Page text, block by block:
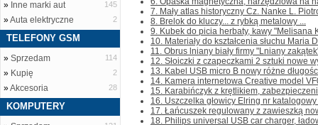
» Inne marki aut 145
»Auta elektryczne 2
TELEFONY GSM
» Sprzedam 114
» Kupię 2
»Akcesoria 28
KOMPUTERY
7. Mały atlas historyczny Cz. Nanke L.
8. Brelok do kluczy... z rybką metalowy ...
9. Kubek do picia herbaty, kawy "Melisana
10. Materiały do kształcenia słuchu Maria
11. Obrus lniany biały firmy "Lniany
12. Słoiczki z czapeczkami 2 sztuki nowe
13. Kabel USB micro B nowy różne
14. Kamera internetowa Creative model
15. Karabińczyk z krętlikiem,
16. Uszczelka głowicy Elring nr
17. Łańcuszek regulowany z zawieszką
18. Philips universal USB car charger,